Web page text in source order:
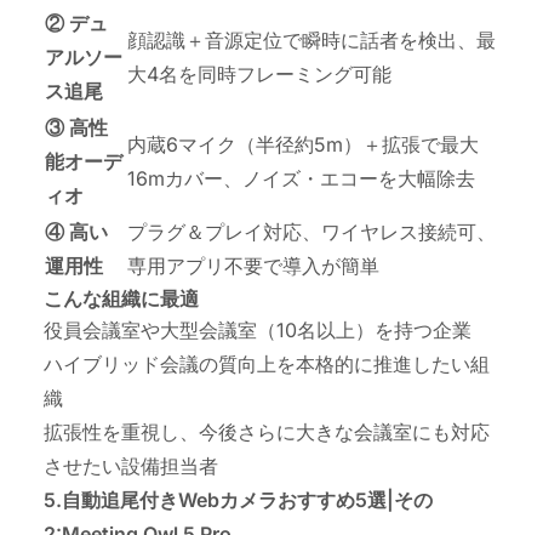
② デュ
アルソー
ス追尾
顔認識＋音源定位で瞬時に話者を検出、最
大4名を同時フレーミング可能
③ 高性
能オーデ
ィオ
内蔵6マイク（半径約5m）＋拡張で最大
16mカバー、ノイズ・エコーを大幅除去
④ 高い
運用性
プラグ＆プレイ対応、ワイヤレス接続可、
専用アプリ不要で導入が簡単
こんな組織に最適
役員会議室や大型会議室（10名以上）を持つ企業
ハイブリッド会議の質向上を本格的に推進したい組
織
拡張性を重視し、今後さらに大きな会議室にも対応
させたい設備担当者
5.自動追尾付きWebカメラおすすめ5選|その